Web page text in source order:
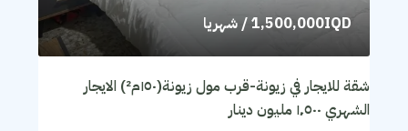
1,500,000IQD/ شهريا
شقة للايجار في زيونة-قرب مول زيونة(١٥٠م²) الايجار
الشهري ١٬٥٠٠ مليون دينار